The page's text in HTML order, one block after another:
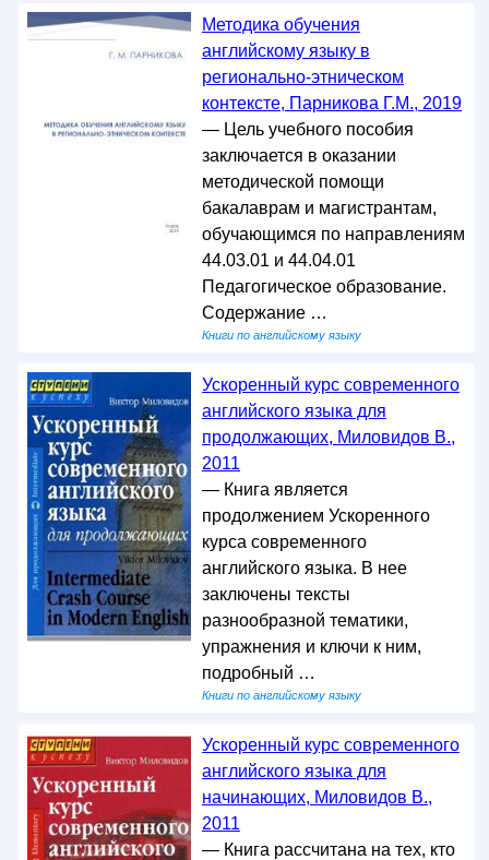
Методика обучения
английскому языку в
регионально-этническом
контексте, Парникова Г.М., 2019
— Цель учебного пособия
заключается в оказании
методической помощи
бакалаврам и магистрантам,
обучающимся по направлениям
44.03.01 и 44.04.01
Педагогическое образование.
Содержание …
Книги по английскому языку
Ускоренный курс современного
английского языка для
продолжающих, Миловидов В.,
2011
— Книга является
продолжением Ускоренного
курса современного
английского языка. В нее
заключены тексты
разнообразной тематики,
упражнения и ключи к ним,
подробный …
Книги по английскому языку
Ускоренный курс современного
английского языка для
начинающих, Миловидов В.,
2011
— Книга рассчитана на тех, кто